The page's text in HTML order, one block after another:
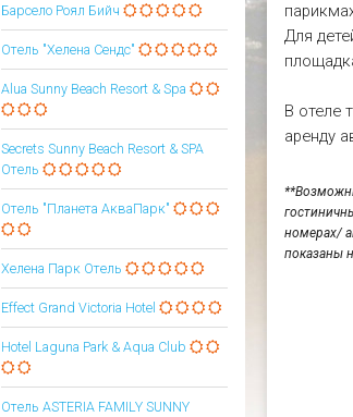
Для
В отеле
аренду
номерах/
показаны
Барсело Роял Бийч
Отель "Хелена Сендс"
Alua Sunny Beach Resort & Spa
Secrets Sunny Beach Resort & SPA
Отель
Отель "Планета АкваПарк"
Хелена Парк Отель
Effect Grand Victoria Hotel
Hotel Laguna Park & Aqua Club
Oтель ASTERIA FAMILY SUNNY